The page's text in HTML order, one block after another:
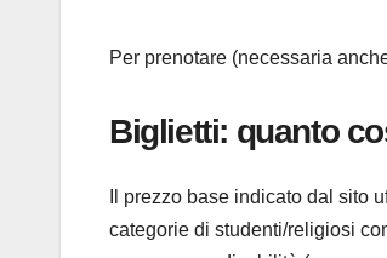
Per prenotare (necessaria
Biglietti: quanto
Il prezzo base indicato dal sito
categorie di studenti/religiosi